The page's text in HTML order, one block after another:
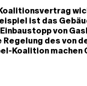
Koalitionsvertrag
ist das
von
Regelung des von
Koalition machen